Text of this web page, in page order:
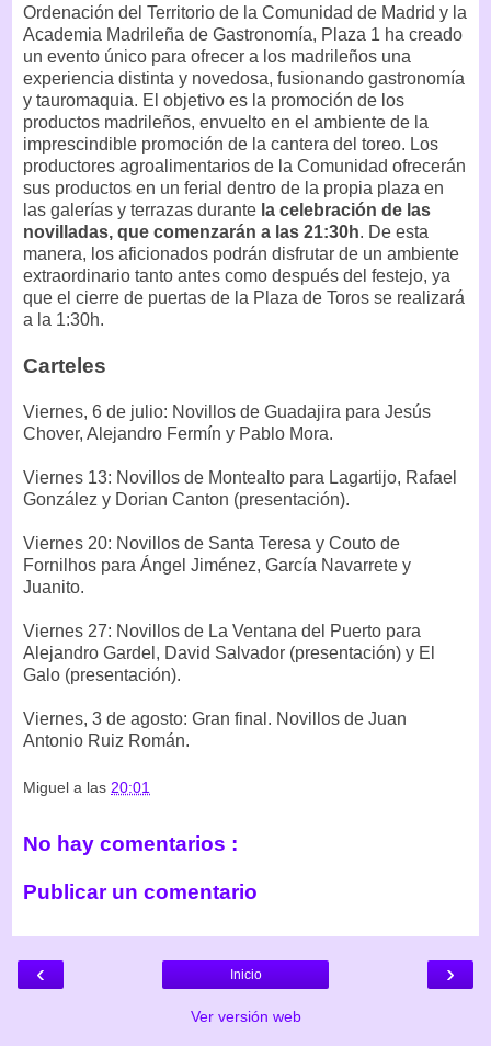
Ordenación del Territorio de la Comunidad de Madrid y la
Academia Madrileña de Gastronomía, Plaza 1 ha creado
un evento único para ofrecer a los madrileños una
experiencia distinta y novedosa, fusionando gastronomía
y tauromaquia. El objetivo es la promoción de los
productos madrileños, envuelto en el ambiente de la
imprescindible promoción de la cantera del toreo. Los
productores agroalimentarios de la Comunidad ofrecerán
sus productos en un ferial dentro de la propia plaza en
las galerías y terrazas durante la celebración de las
novilladas, que comenzarán a las 21:30h. De esta
manera, los aficionados podrán disfrutar de un ambiente
extraordinario tanto antes como después del festejo, ya
que el cierre de puertas de la Plaza de Toros se realizará
a la 1:30h.
Carteles
Viernes, 6 de julio: Novillos de Guadajira para Jesús
Chover, Alejandro Fermín y Pablo Mora.
Viernes 13: Novillos de Montealto para Lagartijo, Rafael
González y Dorian Canton (presentación).
Viernes 20: Novillos de Santa Teresa y Couto de
Fornilhos para Ángel Jiménez, García Navarrete y
Juanito.
Viernes 27: Novillos de La Ventana del Puerto para
Alejandro Gardel, David Salvador (presentación) y El
Galo (presentación).
Viernes, 3 de agosto: Gran final. Novillos de Juan
Antonio Ruiz Román.
Miguel a las 20:01
No hay comentarios :
Publicar un comentario
‹ ›
Inicio
Ver versión web